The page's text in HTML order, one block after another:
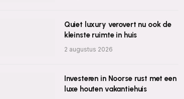
Quiet luxury verovert nu ook de
kleinste ruimte in huis
2 augustus 2026
Investeren in Noorse rust met een
luxe houten vakantiehuis